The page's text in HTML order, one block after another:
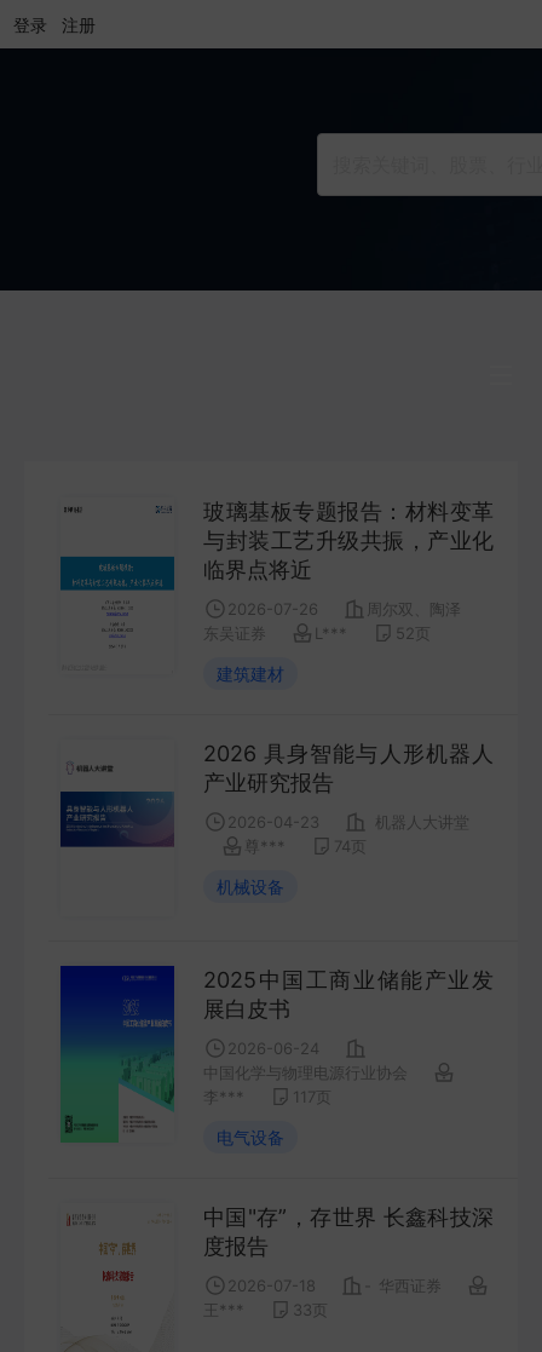
登录 注册
COMPANY
宏观策略
MINUTES
财报
招股书
PROSPECTUS
期货研究
QUANT
玻璃基板专题报告：材料变革
与封装工艺升级共振，产业化
临界点将近
2026-07-26
周尔双、陶泽
东吴证券
L*** 52 页
建筑建材
2026 具身智能与人形机器人
产业研究报告
2026-04-23
机器人大讲堂
尊***
74 页
机械设备
2025中国工商业储能产业发
展白皮书
2026-06-24
中国化学与物理电源行业协会
李***
117 页
电气设备
中国"存”，存世界 长鑫科技深
度报告
2026-07-18
华西证券
王***
33 页